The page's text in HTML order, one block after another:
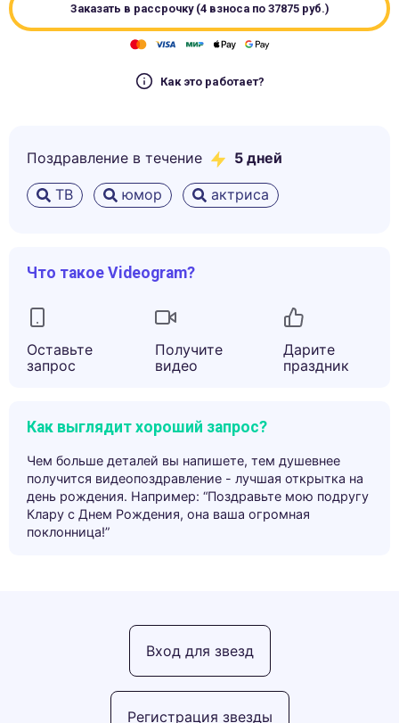
Заказать в рассрочку (4 взноса по 37875руб.)
Как это работает?
Поздравление в течение 5 дней
ТВ юмор актриса
Что такое Videogram?
Оставьте
запрос
Получите
видео
Дарите
праздник
Как выглядит хороший запрос?
Чем больше деталей вы напишете, тем душевнее
получится видеопоздравление - лучшая открытка на
день рождения. Например: “Поздравьте мою подругу
Клару с Днем Рождения, она ваша огромная
поклонница!”
Регистрация звезды
Вход для звезд